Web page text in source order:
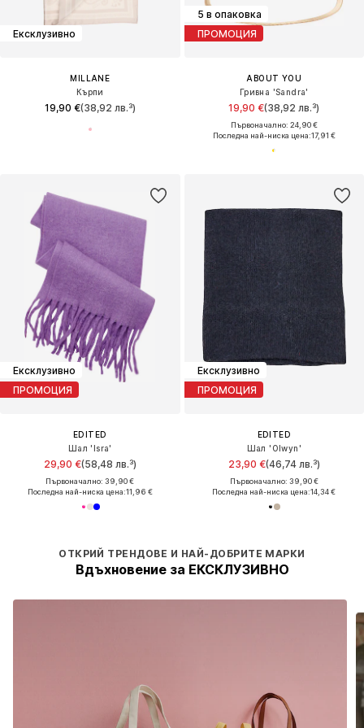
Ексклузивно
MILLANE
Кърпи
19,90 €(38,92 лв.³)
5 в опаковка
ПРОМОЦИЯ
ABOUT YOU
Гривна 'Sandra'
19,90 €(38,92 лв.³)
Първоначално: 24,90 €
Последна най-ниска цена:17,91 €
Ексклузивно
ПРОМОЦИЯ
EDITED
Шал 'Isra'
29,90 €(58,48 лв.³)
Първоначално: 39,90 €
Последна най-ниска цена:11,96 €
Ексклузивно
ПРОМОЦИЯ
EDITED
Шал 'Olwyn'
23,90 €(46,74 лв.³)
Първоначално: 39,90 €
Последна най-ниска цена:14,34 €
ОТКРИЙ ТРЕНДОВЕ И НАЙ-ДОБРИТЕ МАРКИ
Вдъхновение за ЕКСКЛУЗИВНО